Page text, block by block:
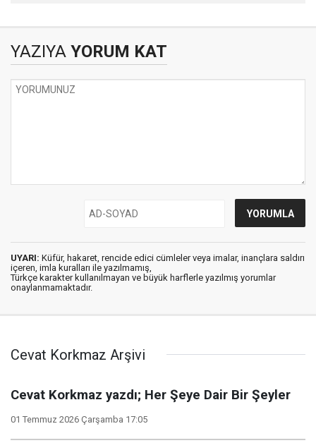
YAZIYA YORUM KAT
UYARI: Küfür, hakaret, rencide edici cümleler veya imalar, inançlara saldırı
içeren, imla kuralları ile yazılmamış,
Türkçe karakter kullanılmayan ve büyük harflerle yazılmış yorumlar
onaylanmamaktadır.
Cevat Korkmaz Arşivi
Cevat Korkmaz yazdı; Her Şeye Dair Bir Şeyler
01 Temmuz 2026 Çarşamba 17:05